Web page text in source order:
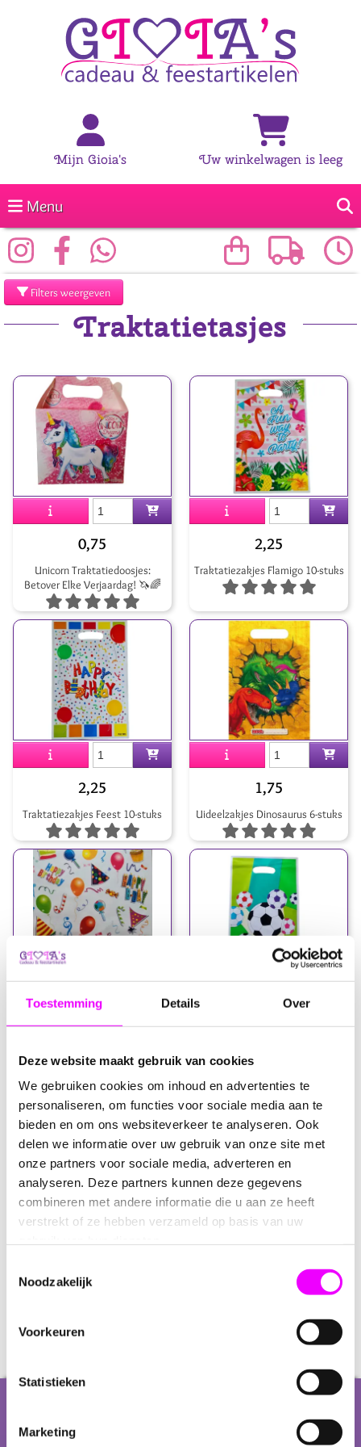
Toestemming Details Over
Deze website maakt gebruik van cookies
We gebruiken cookies om inhoud en advertenties te
personaliseren, om functies voor sociale media aan te
bieden en om ons websiteverkeer te analyseren. Ook
delen we informatie over uw gebruik van onze site met
onze partners voor sociale media, adverteren en
analyseren. Deze partners kunnen deze gegevens
combineren met andere informatie die u aan ze heeft
verstrekt of ze hebben verzameld op basis van uw
Noodzakelijk
Voorkeuren
Statistieken
Marketing
Mijn Gioia's Uw winkelwagen is leeg
Menu
Filters weergeven
Traktatietasjes
0,75
Unicorn Traktatiedoosjes:
Betover Elke Verjaardag! 🦄🌈
2,25
Traktatiezakjes Flamigo 10-stuks
2,25
Traktatiezakjes Feest 10-stuks
1,75
Uideelzakjes Dinosaurus 6-stuks
2,25
feest 10-stuks
voetbal 10-stuks
Cadeau tasjes karton - DIVERSE
Feestartikelen - thema boerderij:
Over ons